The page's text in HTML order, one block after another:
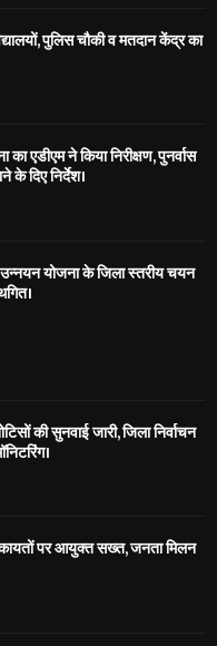
पुलिस चौकी व मतदान केंद्र का
का एडीएम ने किया निरीक्षण, पुनर्वास
दिए निर्देश।
योजना के जिला स्तरीय चयन
की सुनवाई जारी, जिला निर्वाचन
पर आयुक्त सख्त, जनता मिलन